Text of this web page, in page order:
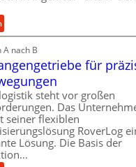
k
i
V
e
r
g
l
e
i
c
h
g
e
u
g
e
l
g
e
w
i
g
e
r
t
m
s
a
t
z
:
M
e
h
A
r
b
e
i
t
A nach B
für
steht vor großen
Das
seiner flexiblen
RoverLog
Lösung. Die Basis der